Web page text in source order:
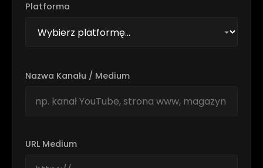
Platforma
Nazwa Kanału / Medium
URL Medium